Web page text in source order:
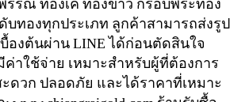
รรณ ทองเค ทองขาว กรอบพระทอง
บทองทุกประเภท ลูกค้าสามารถส่งรูป
องต้นผ่าน LINE ได้ก่อนตัดสินใจ
ค่าใช้จ่าย เหมาะสำหรับผู้ที่ต้องการ
ดวก ปลอดภัย และได้ราคาที่เหมาะ